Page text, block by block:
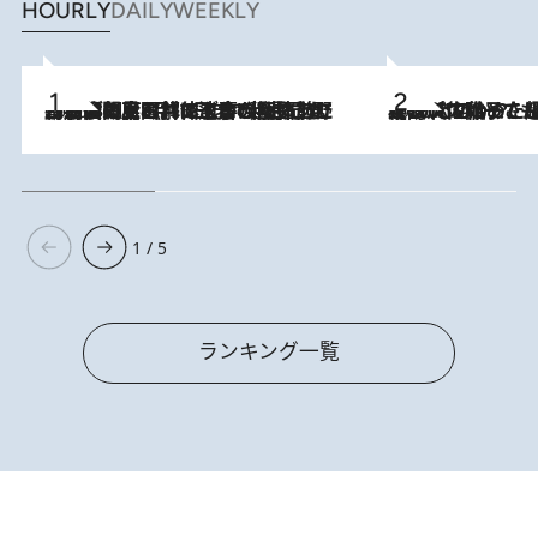
HOURLYDAILYWEEKLY
2026.8.8
「最後に見られてよかった」上野動物園の東園パンダ舎が解体前に特別公開。8月16日まで延長されたパネル展と共に辿る“半世紀”のパンダ飼育《解体工事の図面あり》 2026.8.5
【阿川佐和子さんの年とる力】なぜ70代で始めた趣味は“こんなに楽しい”のか？ ピアノ、俳句…スランプに陥っても続けられる“ある秘訣”とは
1 / 5
ランキング一覧